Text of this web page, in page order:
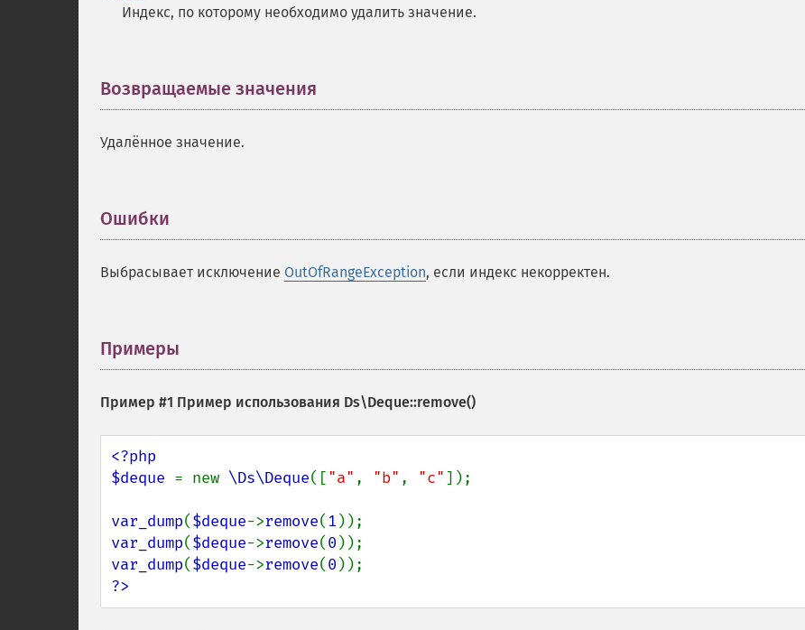
Индекс, по которому необходимо удалить значение.
Возвращаемые значения
Удалённое значение.
Ошибки
Выбрасывает исключение OutOfRangeException, если индекс некорректен.
Примеры
Пример #1 Пример использования Ds\Deque::remove()
<?php
$deque = new \Ds\Deque(["a" , "b" , "c"]);
var_dump($deque->remove(1
var_dump($deque->remove(0
var_dump($deque->remove(0
?>